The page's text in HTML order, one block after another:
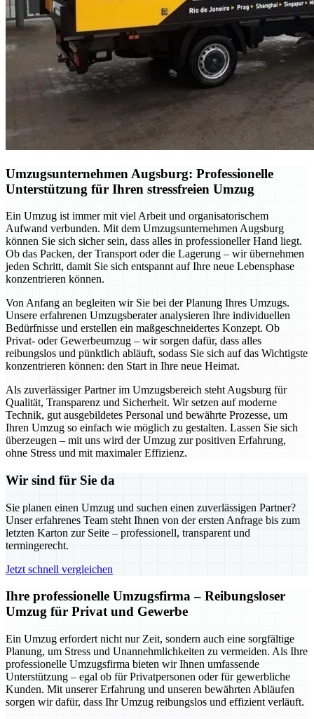
Umzugsunternehmen Augsburg: Professionelle
Unterstützung für Ihren stressfreien Umzug
Ein Umzug ist immer mit viel Arbeit und organisatorischem
Aufwand verbunden. Mit dem Umzugsunternehmen Augsburg
können Sie sich sicher sein, dass alles in professioneller Hand liegt.
Ob das Packen, der Transport oder die Lagerung – wir übernehmen
jeden Schritt, damit Sie sich entspannt auf Ihre neue Lebensphase
konzentrieren können.
Von Anfang an begleiten wir Sie bei der Planung Ihres Umzugs.
Unsere erfahrenen Umzugsberater analysieren Ihre individuellen
Bedürfnisse und erstellen ein maßgeschneidertes Konzept. Ob
Privat- oder Gewerbeumzug – wir sorgen dafür, dass alles
reibungslos und pünktlich abläuft, sodass Sie sich auf das Wichtigste
konzentrieren können: den Start in Ihre neue Heimat.
Als zuverlässiger Partner im Umzugsbereich steht Augsburg für
Qualität, Transparenz und Sicherheit. Wir setzen auf moderne
Technik, gut ausgebildetes Personal und bewährte Prozesse, um
Ihren Umzug so einfach wie möglich zu gestalten. Lassen Sie sich
überzeugen – mit uns wird der Umzug zur positiven Erfahrung,
ohne Stress und mit maximaler Effizienz.
Wir sind für Sie da
Sie planen einen Umzug und suchen einen zuverlässigen Partner?
Unser erfahrenes Team steht Ihnen von der ersten Anfrage bis zum
letzten Karton zur Seite – professionell, transparent und
termingerecht.
Jetzt schnell vergleichen
Ihre professionelle Umzugsfirma – Reibungsloser
Umzug für Privat und Gewerbe
Ein Umzug erfordert nicht nur Zeit, sondern auch eine sorgfältige
Planung, um Stress und Unannehmlichkeiten zu vermeiden. Als Ihre
professionelle Umzugsfirma bieten wir Ihnen umfassende
Unterstützung – egal ob für Privatpersonen oder für gewerbliche
Kunden. Mit unserer Erfahrung und unseren bewährten Abläufen
sorgen wir dafür, dass Ihr Umzug reibungslos und effizient verläuft.